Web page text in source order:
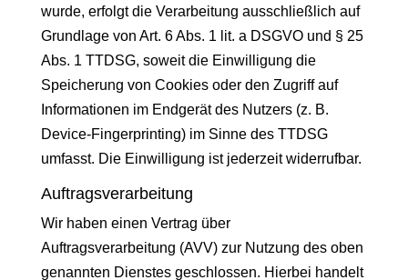
wurde, erfolgt die Verarbeitung ausschließlich auf
Grundlage von Art. 6 Abs. 1 lit. a DSGVO und § 25
Abs. 1 TTDSG, soweit die Einwilligung die
Speicherung von Cookies oder den Zugriff auf
Informationen im Endgerät des Nutzers (z. B.
Device-Fingerprinting) im Sinne des TTDSG
umfasst. Die Einwilligung ist jederzeit widerrufbar.
Auftragsverarbeitung
Wir haben einen Vertrag über
Auftragsverarbeitung (AVV) zur Nutzung des oben
genannten Dienstes geschlossen. Hierbei handelt